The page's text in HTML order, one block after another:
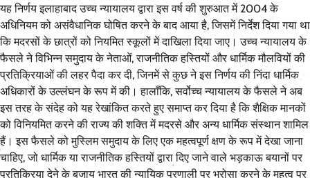
यह निर्णय इलाहाबाद उच्च न्यायालय द्वारा इस वर्ष की शुरुआत में 2004 के
अधिनियम को असंवैधानिक घोषित करने के बाद आया है, जिसमें निर्देश दिया गया था
कि मदरसों के छात्रों को नियमित स्कूलों में दाखिला दिया जाए। उच्च न्यायालय के
फैसले ने विभिन्न समुदाय के नेताओं, राजनीतिक हस्तियों और धार्मिक मौलवियों की
प्रतिक्रियाओं की लहर पैदा कर दी, जिनमें से कुछ ने इस निर्णय की निंदा धार्मिक
अधिकारों के उल्लंघन के रूप में की। हालाँकि, सर्वोच्च न्यायालय के फैसले ने अब
इस तरह के संदेह को यह रेखांकित करते हुए समाप्त कर दिया है कि शैक्षिक मानकों
को विनियमित करने की राज्य की शक्ति में मदरसे और अन्य धार्मिक संस्थान शामिल
हैं। इस फैसले को मुस्लिम समुदाय के लिए एक महत्वपूर्ण क्षण के रूप में देखा जाना
चाहिए, जो धार्मिक या राजनीतिक हस्तियों द्वारा दिए जाने वाले भड़काऊ बयानों पर
प्रतिक्रिया देने के बजाय भारत की न्यायिक प्रणाली पर भरोसा करने के महत्व पर